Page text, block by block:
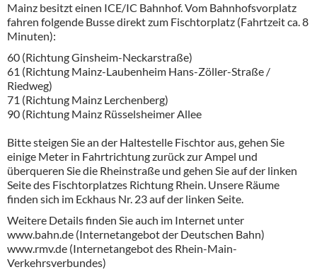
Mainz besitzt einen ICE/IC Bahnhof. Vom Bahnhofsvorplatz
fahren folgende Busse direkt zum Fischtorplatz (Fahrtzeit ca. 8
Minuten):
60 (Richtung Ginsheim-Neckarstraße)
61 (Richtung Mainz-Laubenheim Hans-Zöller-Straße /
Riedweg)
71 (Richtung Mainz Lerchenberg)
90 (Richtung Mainz Rüsselsheimer Allee
Bitte steigen Sie an der Haltestelle Fischtor aus, gehen Sie
einige Meter in Fahrtrichtung zurück zur Ampel und
überqueren Sie die Rheinstraße und gehen Sie auf der linken
Seite des Fischtorplatzes Richtung Rhein. Unsere Räume
finden sich im Eckhaus Nr. 23 auf der linken Seite.
Weitere Details finden Sie auch im Internet unter
www.bahn.de (Internetangebot der Deutschen Bahn)
www.rmv.de (Internetangebot des Rhein-Main-
Verkehrsverbundes)